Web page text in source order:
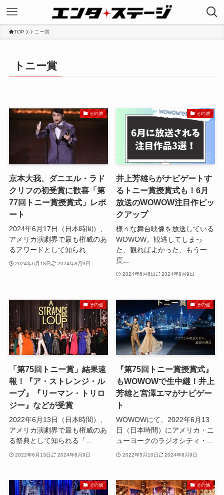
TOP トニー賞
トニー賞
その他
京本大我、ダニエル・ラド
クリフの初受賞に歓喜「第
77回トニー賞授賞式」レポ
ート
2024年6月17日（日本時間）、
アメリカ演劇界で最も権威のあ
るアワードとして知られ...
2024年6月18日 2024年8月9日
その他
井上芳雄らがナビゲートす
るトニー賞授賞式も！6月
放送のWOWOW注目作ピッ
クアップ
様々な舞台映像を放送している
WOWOW。観逃してしまっ
た、観ればよかった、もう一
度...
2024年6月6日 2024年8月9日
その他
「第75回トニー賞」結果速
報！『ア・ストレンジ・ル
ープ』『リーマン・トリロ
ジー』などが受賞
2022年6月13日（日本時間）、
アメリカ演劇界で最も権威のあ
る祭典として知られる「...
2022年6月13日 2024年8月9日
その他
『第75回トニー賞授賞式』
もWOWOWで生中継！井上
芳雄と宮澤エマがナビゲー
ト
WOWOWにて、2022年6月13
日（日本時間）にアメリカ・ニ
ューヨークのラジオシティ・...
2022年5月10日 2024年8月9日
その他 その他